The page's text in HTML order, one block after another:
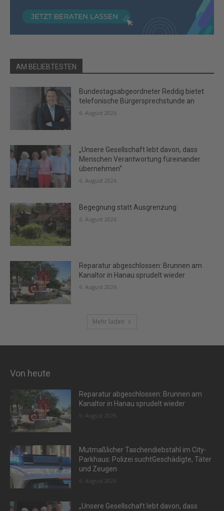
AM BELIEBTESTEN
Bundestagsabgeordneter Reddig bietet
telefonische Bürgersprechstunde an
6. August 2026
„Unsere Gesellschaft lebt davon, dass
Menschen Verantwortung füreinander
übernehmen“
6. August 2026
Begegnung statt Ausgrenzung
6. August 2026
Reparatur abgeschlossen: Brunnen am
Kanaltor in Hanau sprudelt wieder
6. August 2026
Mehr laden
Von heute
Reparatur abgeschlossen: Brunnen am
Kanaltor in Hanau sprudelt wieder
6. August 2026
Mutmaßlicher Taschendiebstahl im City-
Parkhaus: Polizei suchtGeschädigte, Täter
und Zeugen
6. August 2026
„Unsere Gesellschaft lebt davon, dass